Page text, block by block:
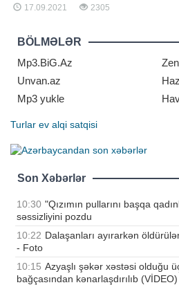
bölüşüb. Abbasovanın formada
çəkib. Onlar modelə bunla bağlı
suallar ünvanlayıblar
17.09.2021 2305
BÖLMƏLƏR
Mp3.BiG.Az
Unvan.az
Mp3 yukle
Turlar ev alqi satqisi
Son Xəbərlər
10:30 "Qızımın pullarını başqa
səssizliyini pozdu
10:22 Dalaşanları ayırarkən
- Foto
10:15 Azyaşlı şəkər xəstəsi olduğu
bağçasından kənarlaşdırılıb (VİDEO)